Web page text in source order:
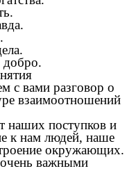
добро.
с вами разговор о
взаимоотношений
наших поступков и
к нам людей, наше
окружающих.
важными